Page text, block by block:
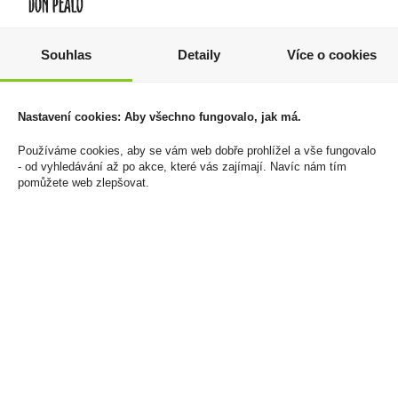
Don Fernando Tuňák v
89 Kč
Cena za:1 ks
Skladem:50 - 100 ks
Tatranky Mléčné 33g
Cena za: balení (42 ks)
Skladem: 5 - 50 balení
Souhlas Detaily Více o cookies
Nastavení cookies: Aby všechno fungovalo, jak má.
Používáme cookies, aby se vám web dobře prohlížel a vše fungovalo
- od vyhledávání až po akce, které vás zajímají. Navíc nám tím
pomůžete web zlepšovat.